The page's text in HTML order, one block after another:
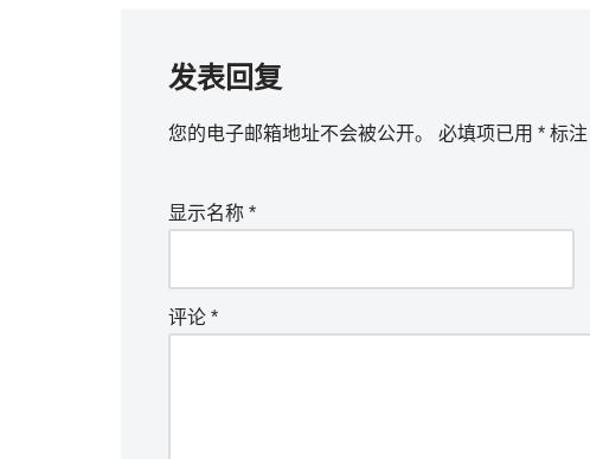
发表回复
您的电子邮箱地址不会被公开。 必填项已用 * 标注
显示名称 *
评论 *